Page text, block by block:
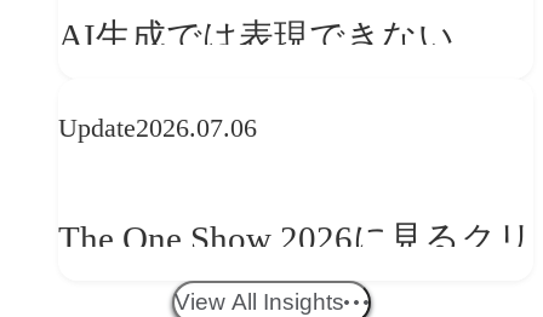
か
AI生成では表現できない
望
Update2026.07.06
The One Show 2026に見るクリ
エイティブトレンド──社会
View All Insights